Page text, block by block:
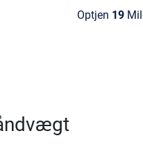
Optjen 19